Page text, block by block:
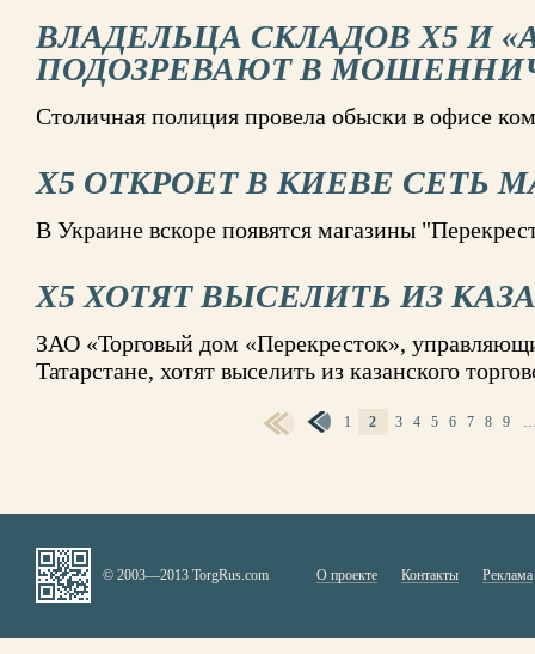
ВЛАДЕЛЬЦА СКЛАДОВ X5 И
ПОДОЗРЕВАЮТ В
Столичная полиция провела обыски в офисе
X5 ОТКРОЕТ В КИЕВЕ СЕТЬ
В Украине вскоре появятся магазины
X5 ХОТЯТ ВЫСЕЛИТЬ ИЗ
ЗАО «Торговый дом «Перекресток»,
Татарстане, хотят выселить из казанского
1 2 3 4 5 6 7 8 9
© 2003—2013 TorgRus.com О проекте Контакты Реклама